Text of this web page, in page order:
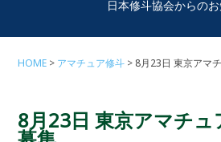
日本修斗協会からの
HOME アマチュア修斗 8月23日 東京アマ
8月23日 東京アマチュ